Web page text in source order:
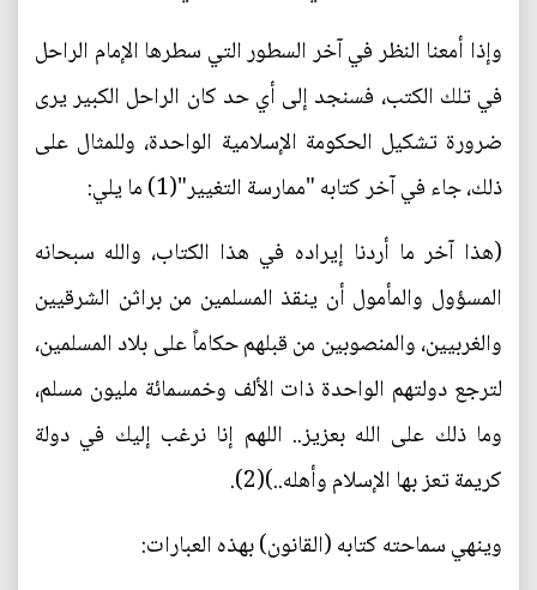
وإذا أمعنا النظر في آخر السطور التي سطرها الإمام الراحل
في تلك الكتب، فسنجد إلى أي حد كان الراحل الكبير يرى
ضرورة تشكيل الحكومة الإسلامية الواحدة، وللمثال على
ذلك، جاء في آخر كتابه "ممارسة التغيير"(1) ما يلي:
(هذا آخر ما أردنا إيراده في هذا الكتاب، والله سبحانه
المسؤول والمأمول أن ينقذ المسلمين من براثن الشرقيين
والغربيين، والمنصوبين من قبلهم حكاماً على بلاد المسلمين،
لترجع دولتهم الواحدة ذات الألف وخمسمائة مليون مسلم،
وما ذلك على الله بعزيز.. اللهم إنا نرغب إليك في دولة
كريمة تعز بها الإسلام وأهله..)(2).
وينهي سماحته كتابه (القانون) بهذه العبارات: